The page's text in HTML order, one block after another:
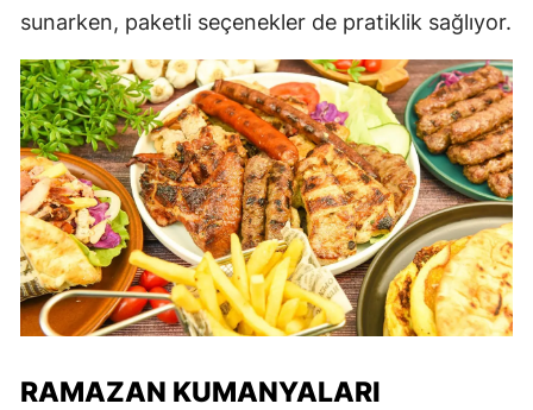
sunarken, paketli seçenekler de pratiklik sağlıyor.
RAMAZAN KUMANYALARI